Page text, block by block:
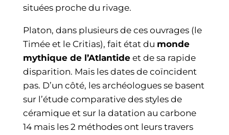
situées proche du rivage.
Platon, dans plusieurs de ces ouvrages (le
Timée et le Critias), fait état du monde
mythique de l’Atlantideet de sa rapide
disparition. Mais les dates de coïncident
pas. D’un côté, les archéologues se basent
sur l’étude comparative des styles de
céramique et sur la datation au carbone
14 mais les 2 méthodes ont leurs travers